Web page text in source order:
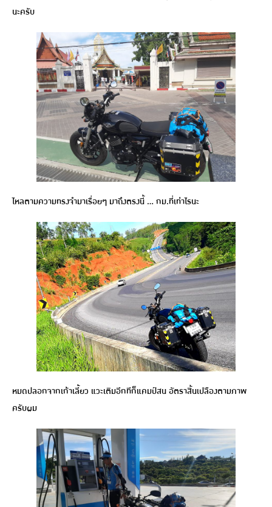
นะครับ
ไหลตามความทรงจำมาเรื่อยๆ มาถึงตรงนี้ … กม.ที่เท่าไรนะ
หมดปลอกจากเก้าเลี้ยว แวะเติมอีกทีก็แคมป์สน อัตราสิ้นเปลืองตามภาพ
ครับผม